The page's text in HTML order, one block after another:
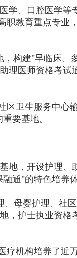
学、口腔医学等
职教育重点专业
构建"早临床、
理医师资格考试
卫生服务中心
要基地。
地，开设护理、
通"的特色培养
、母婴护理、社
，护士执业资格
疗机构培养了近